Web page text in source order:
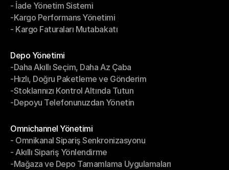
- Sürücü Yönetim Sistemi
- İade Yönetim Sistemi
- İade Yönetim Sistemi
-Kargo Performans Yönetimi
-Kargo Performans Yönetimi
- Kargo Faturaları Mutabakatı
Depo Yönetimi
Depo Yönetimi
-Daha Akıllı Seçim, Daha Az Çaba
-Daha Akıllı Seçim, Daha Az Çaba
-Hızlı, Doğru Paketleme ve Gönderim
-Hızlı, Doğru Paketleme ve Gönderim
-Stoklarınızı Kontrol Altında Tutun
-Stoklarınızı Kontrol Altında Tutun
-Depoyu Telefonunuzdan Yönetin
Omnichannel Yönetimi
Omnichannel Yönetimi
- Omnikanal Sipariş Senkronizasyonu
- Omnikanal Sipariş Senkronizasyonu
- Akıllı Sipariş Yönlendirme
- Akıllı Sipariş Yönlendirme
-Mağaza ve Depo Tamamlama Uygulamaları